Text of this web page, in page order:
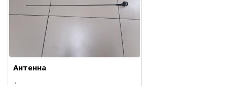
Антенна
..